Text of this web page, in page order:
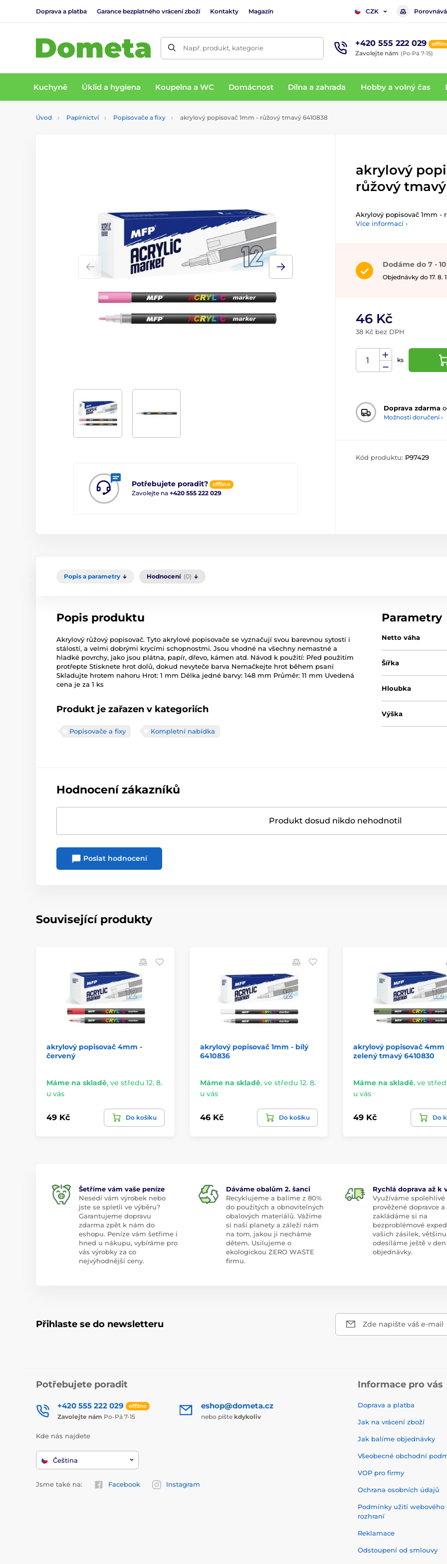
Doprava a platba Garance bezplatného vrácení zboží Kontakty Magazín CZK
Např. produkt, kategorie +420 555 222 029
Zavolejte nám (Po-Pá 7-15)
Kuchyně Úklid a hygiena Koupelna a WC Domácnost Dílna a zahrada Hobby a volný čas
Úvod Papírnictví Popisovače a fixy akrylový popisovač 1mm - růžový tmavý 6410838
Potřebujete poradit? offline
Zavolejte na +420 555 222 029
akrylový
růžový
Akrylový popisovač 1mm -
Více informací ›
Dodáme do 7 -
Objednávky do 17. 8.
46 Kč
38 Kč bez DPH
ks
Doprava zdarma
Možnosti doručení ›
Kód produktu: P97429
Popis a parametry Hodnocení (0)
Popis produktu
Akrylový růžový popisovač. Tyto akrylové popisovače se vyznačují svou barevnou sytostí i
stálostí, a velmi dobrými krycími schopnostmi. Jsou vhodné na všechny nemastné a
hladké povrchy, jako jsou plátna, papír, dřevo, kámen atd. Návod k použití: Před použitím
protřepte Stisknete hrot dolů, dokud nevyteče barva Nemačkejte hrot během psaní
Skladujte hrotem nahoru Hrot: 1 mm Délka jedné barvy: 148 mm Průměr: 11 mm Uvedená
cena je za 1 ks
Produkt je zařazen v kategoriích
Popisovače a fixy Kompletní nabídka
Parametry
Netto váha
Šířka
Hloubka
Výška
Hodnocení zákazníků
Produkt dosud nikdo nehodnotil
Poslat hodnocení
Související produkty
akrylový popisovač 4mm -
červený
Máme na skladě, ve středu 12. 8.
u vás
49 Kč Do košíku
akrylový popisovač 1mm - bílý
6410836
Máme na skladě, ve středu 12. 8.
u vás
46 Kč Do košíku
akrylový popisovač 4mm
zelený tmavý 6410830
Máme na skladě, ve
u vás
49 Kč Do
Šetříme vám vaše peníze
Nesedí vám výrobek nebo
jste se spletli ve výběru?
Garantujeme dopravu
zdarma zpět k nám do
eshopu. Peníze vám šetříme i
hned u nákupu, vybíráme pro
vás výrobky za co
nejvýhodnější ceny.
Dáváme obalům 2. šanci
Recyklujeme a balíme z 80%
do použitých a obnovitelných
obalových materiálů. Vážíme
si naší planety a záleží nám
na tom, jakou ji necháme
dětem. Usilujeme o
ekologickou ZERO WASTE
firmu.
Rychlá doprava až k
Využíváme spolehlivé
prověžené dopravce a
zakládáme si na
bezproblémové
vašich zásilek,
odesíláme ještě v den
objednávky.
Přihlaste se do newsletteru Zde napište váš e-mail
Potřebujete poradit
+420 555 222 029 offline
Zavolejte nám Po-Pá 7-15
eshop@dometa.cz
nebo pište kdykoliv
Kde nás najdete
Čeština
Jsme také na: Facebook Instagram
Informace pro vás
Doprava a platba
Jak na vrácení zboží
Jak balíme objednávky
Všeobecné obchodní
VOP pro firmy
Ochrana osobních údajů
Podmínky užití webového
rozhraní
Reklamace
Odstoupení od smlouvy